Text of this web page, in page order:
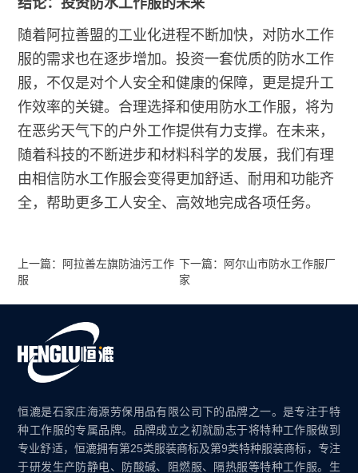
随着阿拉善盟的工业化进程不断加快，对防水工作
服的需求也在逐步增加。投资一套优质的防水工作
服，不仅是对个人安全和健康的保障，更是提升工
作效率的关键。合理选择和使用防水工作服，将为
在恶劣天气下的户外工作提供有力支撑。在未来，
随着科技的不断进步和材料科学的发展，我们有理
由相信防水工作服会变得更加舒适、耐用和功能齐
全，帮助更多工人安全、高效地完成各项任务。
上一篇：阿拉善左旗防油污工作
服
下一篇：阿尔山市防水工作服厂
家
恒漉是石家庄海源劳保用品有限公司下的品牌之一。是专注于特
种工作服的专属品牌。品牌成立之初就励志于将特种工作服做到
专业舒适，恒漉拥有第25类服装商标及第9类特种服装商标，专注
于研发生产防静电、防酸碱、阻燃服、隔热服等特种工作服。生